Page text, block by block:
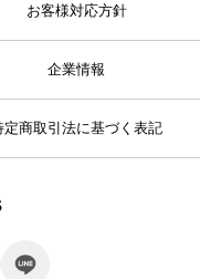
お客様対応方針
企業情報
定商取引法に基づく表記